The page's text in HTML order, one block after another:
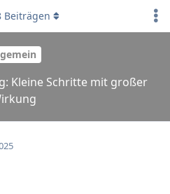
Kleine Schritte mit großer
Beiträgen